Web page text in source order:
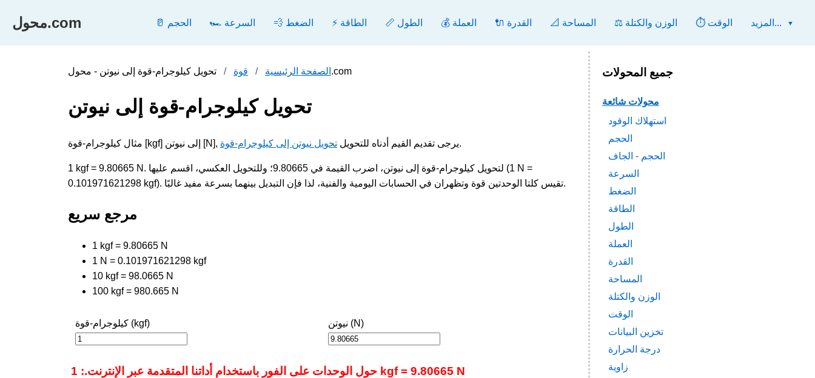
محول.com 🥛 الحجم 🏎️ السرعة 💨 الضغط ⚡ الطاقة 📏 الطول 💰 العملة 🔌 القدرة 📐 المساحة ⚖️ الوزن والكتلة ⏱️ الوقت المزيد...
الصفحة الرئيسية قوة تحويل كيلوجرام-قوة إلى نيوتن - محول.com
تحويل كيلوجرام-قوة إلى نيوتن
مثال كيلوجرام-قوة [kgf] إلى نيوتن [N], يرجى تقديم القيم أدناه للتحويل تحويل نيوتن إلى كيلوجرام-قوة .
1 kgf = 9.80665 N. لتحويل كيلوجرام-قوة إلى نيوتن، اضرب القيمة في 9.80665؛ وللتحويل العكسي، اقسم عليها (1 N =
0.101971621298 kgf). تقيس كلتا الوحدتين قوة وتظهران في الحسابات اليومية والفنية، لذا فإن التبديل بينهما بسرعة مفيد غالبًا.
مرجع سريع
1 kgf = 9.80665 N
1 N = 0.101971621298 kgf
10 kgf = 98.0665 N
100 kgf = 980.665 N
كيلوجرام-قوة (kgf) نيوتن (N)
حول الوحدات على الفور باستخدام أداتنا المتقدمة عبر الإنترنت.: 1 kgf = 9.80665 N
جميع المحولات
محولات شائعة
استهلاك الوقود
الحجم
الحجم - الجاف
السرعة
الضغط
الطاقة
الطول
العملة
القدرة
المساحة
الوزن والكتلة
الوقت
تخزين البيانات
درجة الحرارة
زاوية